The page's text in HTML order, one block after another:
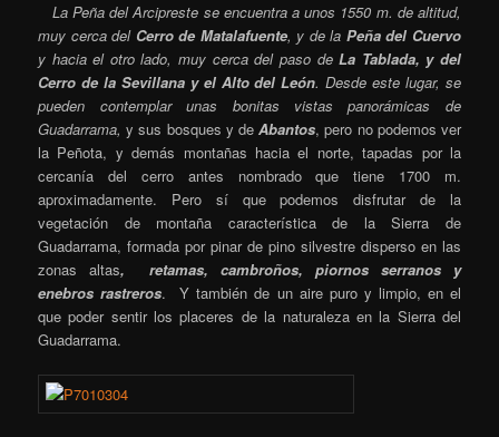
La Peña del Arcipreste se encuentra a unos 1550 m. de altitud,
muy cerca del Cerro de Matalafuente, y de la Peña del Cuervo
y hacia el otro lado, muy cerca del paso deLa Tablada, y del
Cerro de la Sevillana y el Alto del León. Desde este lugar, se
pueden contemplar unas bonitas vistas panorámicas de
Guadarrama,y sus bosques y deAbantos, pero no podemos ver
la Peñota, y demás montañas hacia el norte, tapadas por la
cercanía del cerro antes nombrado que tiene 1700 m.
aproximadamente. Pero sí que podemos disfrutar de la
vegetación de montaña característica de la Sierra de
Guadarrama, formada por pinar de pino silvestre disperso en las
zonas altas, retamas, cambroños, piornos serranos y
enebros rastreros. Y también de un aire puro y limpio, en el
que poder sentir los placeres de la naturaleza en la Sierra del
Guadarrama.